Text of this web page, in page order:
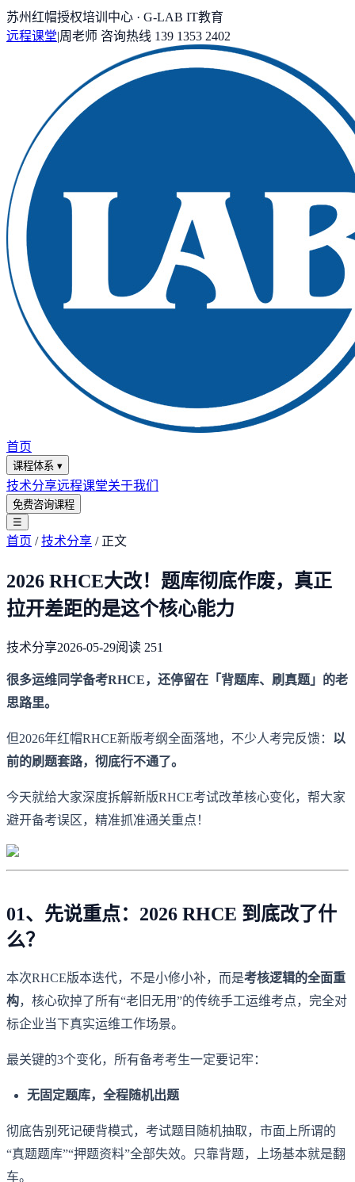
苏州红帽授权培训中心 · G-LAB IT教育
远程课堂|周老师 咨询热线 139 1353 2402
首页
课程体系 ▾
技术分享远程课堂关于我们
免费咨询课程
☰
首页 /技术分享 / 正文
2026 RHCE大改！题库彻底作废，真正
拉开差距的是这个核心能力
技术分享2026-05-29阅读 251
很多运维同学备考RHCE，还停留在「背题库、刷真题」的老
思路里。
但2026年红帽RHCE新版考纲全面落地，不少人考完反馈： 以
前的刷题套路，彻底行不通了。
今天就给大家深度拆解新版RHCE考试改革核心变化，帮大家
避开备考误区，精准抓准通关重点！
01、先说重点：2026 RHCE 到底改了什
么？
本次RHCE版本迭代，不是小修小补，而是考核逻辑的全面重
构，核心砍掉了所有“老旧无用”的传统手工运维考点，完全对
标企业当下真实运维工作场景。
最关键的3个变化，所有备考考生一定要记牢：
无固定题库，全程随机出题
彻底告别死记硬背模式，考试题目随机抽取，市面上所谓的
“真题题库”“押题资料”全部失效。只靠背题，上场基本就是翻
车。